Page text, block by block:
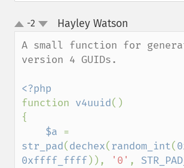
up
down
-2 Hayley Watson
A small function for
version 4 GUIDs.
function v4uuid()
{
$a
str_pad(dechex(random_int(
0xffff_ffff)), '0' ,